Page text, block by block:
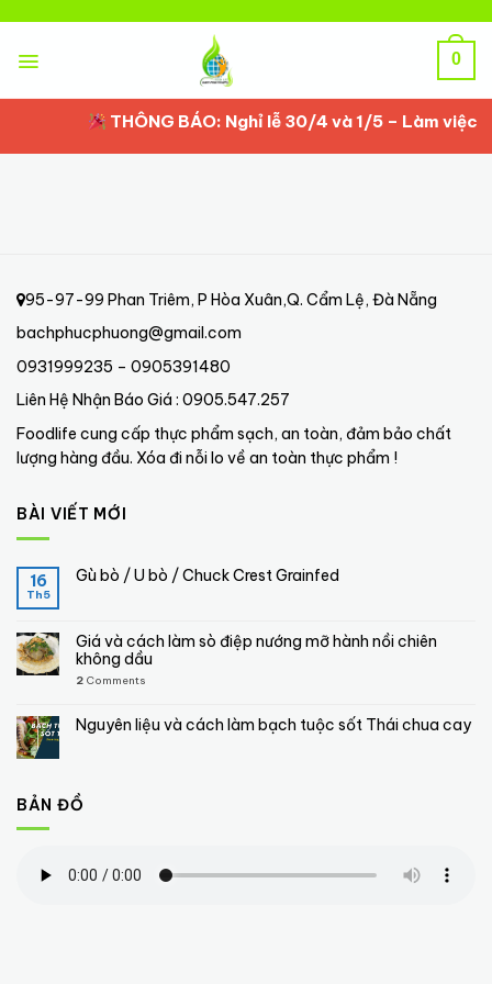
content
0
THÔNG BÁO: Nghỉ lễ 30/4 và 1/5 – Làm việc
95-97-99 Phan Triêm, P Hòa Xuân,Q. Cẩm Lệ, Đà Nẵng
bachphucphuong@gmail.com
0931999235 – 0905391480
Liên Hệ Nhận Báo Giá : 0905.547.257
Foodlife cung cấp thực phẩm sạch, an toàn, đảm bảo chất
lượng hàng đầu. Xóa đi nỗi lo về an toàn thực phẩm !
BÀI VIẾT MỚI
16
Th5
Gù bò / U bò / Chuck Crest Grainfed
Giá và cách làm sò điệp nướng mỡ hành nồi chiên
không dầu
2 Comments
Nguyên liệu và cách làm bạch tuộc sốt Thái chua cay
BẢN ĐỒ